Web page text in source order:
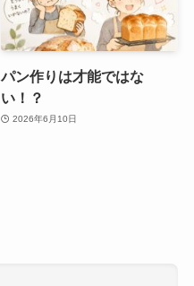
パン作りは才能ではな
い！？
2026年6月10日